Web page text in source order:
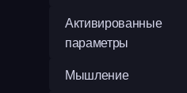
Активированные
параметры
Мышление